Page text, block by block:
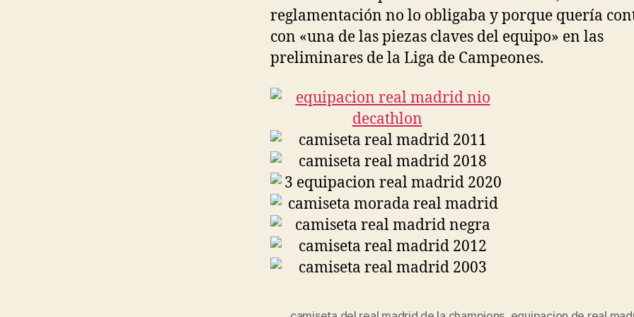
reglamentación no lo obligaba y porque quería
con «una de las piezas claves del equipo» en las
preliminares de la Liga de Campeones.